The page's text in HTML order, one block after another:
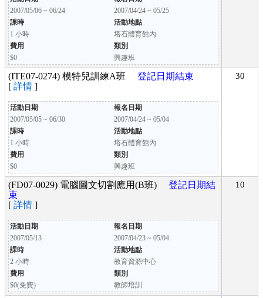
2007/05/06 ~ 06/24
2007/04/24 ~ 05/25
課時
活動地點
1 小時
塔石體育館內
費用
類別
$0
興趣班
(ITE07-0274) 模特兒訓練A班 登記日期結束
[ 詳情 ]
活動日期
報名日期
2007/05/05 ~ 06/30
2007/04/24 ~ 05/04
課時
活動地點
1 小時
塔石體育館內
費用
類別
$0
興趣班
30
(FD07-0029) 電腦圖文切割應用(B班) 登記日期結
束
[ 詳情 ]
活動日期
報名日期
2007/05/13
2007/04/23 ~ 05/04
課時
活動地點
2 小時
教育資源中心
費用
類別
$0(免費)
教師培訓
10